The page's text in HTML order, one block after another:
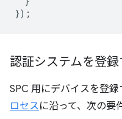
});
認証システムを登録
SPC 用にデバイスを登録
ロセスに沿って、次の要